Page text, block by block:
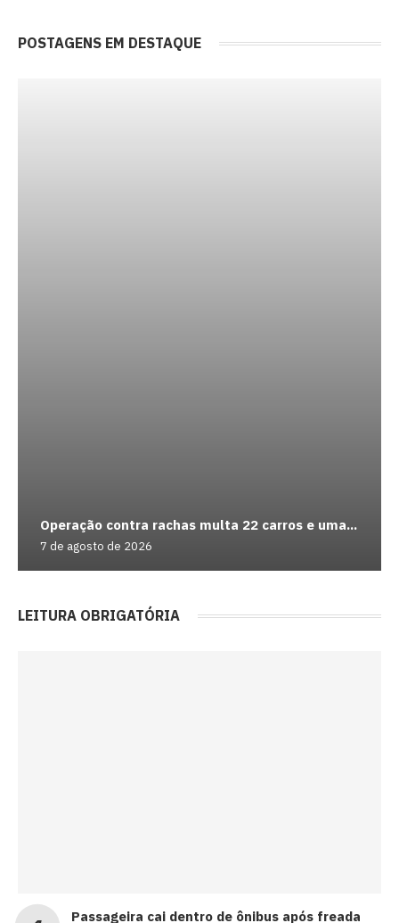
POSTAGENS EM DESTAQUE
Operação contra rachas multa 22 carros e uma...
7 de agosto de 2026
LEITURA OBRIGATÓRIA
Passageira cai dentro de ônibus após freada